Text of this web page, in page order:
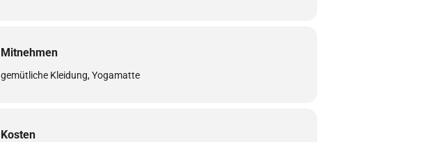
Mitnehmen
gemütliche Kleidung, Yogamatte
Kosten